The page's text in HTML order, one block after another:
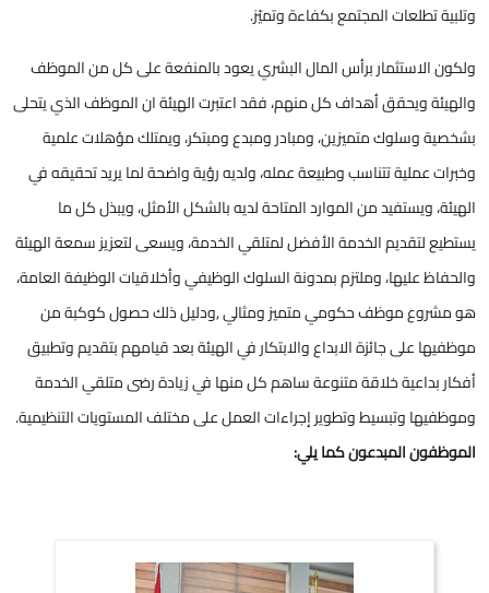
وتلبية تطلعات المجتمع بكفاءة وتميّز.
ولكون الاستثمار برأس المال البشري يعود بالمنفعة على كل من الموظف
والهيئة ويحقق أهداف كل منهم، فقد اعتبرت الهيئة ان الموظف الذي يتحلى
بشخصية وسلوك متميزين، ومبادر ومبدع ومبتكر، ويمتلك مؤهلات علمية
وخبرات عملية تتناسب وطبيعة عمله، ولديه رؤية واضحة لما يريد تحقيقه في
الهيئة، ويستفيد من الموارد المتاحة لديه بالشكل الأمثل، ويبذل كل ما
يستطيع لتقديم الخدمة الأفضل لمتلقي الخدمة، ويسعى لتعزيز سمعة الهيئة
والحفاظ عليها، وملتزم بمدونة السلوك الوظيفي وأخلاقيات الوظيفة العامة،
هو مشروع موظف حكومي متميز ومثالي ,ودليل ذلك حصول كوكبة من
موظفيها على جائزة الابداع والابتكار في الهيئة بعد قيامهم بتقديم وتطبيق
أفكار بداعية خلاقة متنوعة ساهم كل منها في زيادة رضى متلقي الخدمة
وموظفيها وتبسيط وتطوير إجراءات العمل على مختلف المستويات التنظيمية.
الموظفون المبدعون كما يلي: